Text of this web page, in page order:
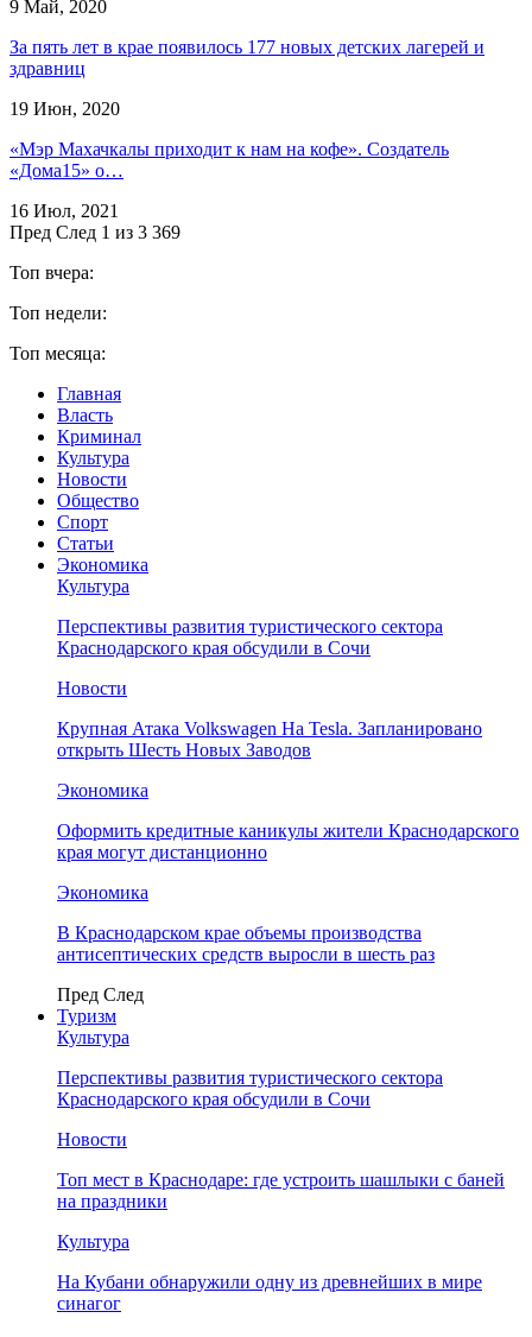
9 Май, 2020
За пять лет в крае появилось 177 новых детских лагерей и
здравниц
19 Июн, 2020
«Мэр Махачкалы приходит к нам на кофе». Создатель
«Дома15» о…
16 Июл, 2021
Пред След 1 из 3 369
Топ вчера:
Топ недели:
Топ месяца:
Главная
Власть
Криминал
Культура
Новости
Общество
Спорт
Статьи
Экономика
Культура
Перспективы развития туристического сектора
Краснодарского края обсудили в Сочи
Новости
Крупная Атака Volkswagen На Tesla. Запланировано
открыть Шесть Новых Заводов
Экономика
Оформить кредитные каникулы жители Краснодарского
края могут дистанционно
Экономика
В Краснодарском крае объемы производства
антисептических средств выросли в шесть раз
Пред След
Туризм
Культура
Перспективы развития туристического сектора
Краснодарского края обсудили в Сочи
Новости
Топ мест в Краснодаре: где устроить шашлыки с баней
на праздники
Культура
На Кубани обнаружили одну из древнейших в мире
синагог